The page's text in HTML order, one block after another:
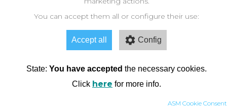
You can accept them all or configure their use:
Accept all Config
State: You have accepted the necessary cookies.
Click here for more info.
ASM Cookie Consent